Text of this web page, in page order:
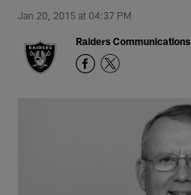
Jan 20, 2015 at 04:37 PM
Raiders Communications